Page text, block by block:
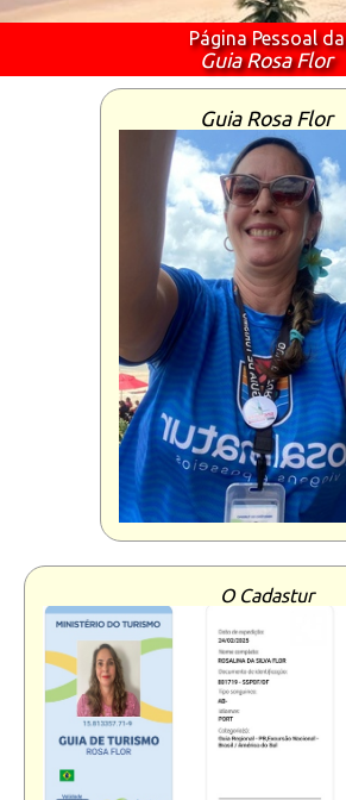
Página Pessoal da
Guia Rosa Flor
Guia Rosa Flor
O Cadastur